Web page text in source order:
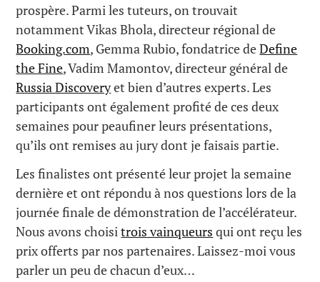
prospère. Parmi les tuteurs, on trouvait
notamment Vikas Bhola, directeur régional de
Booking.com, Gemma Rubio, fondatrice deDefine
the Fine, Vadim Mamontov, directeur général de
Russia Discoveryet bien d’autres experts. Les
participants ont également profité de ces deux
semaines pour peaufiner leurs présentations,
qu’ils ont remises au jury dont je faisais partie.
Les finalistes ont présenté leur projet la semaine
dernière et ont répondu à nos questions lors de la
journée finale de démonstration de l’accélérateur.
Nous avons choisitrois vainqueurs qui ont reçu les
prix offerts par nos partenaires. Laissez-moi vous
parler un peu de chacun d’eux…